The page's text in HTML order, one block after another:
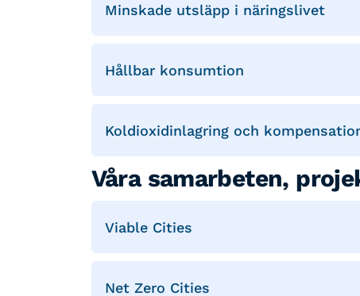
Minskade utsläpp i näringslivet
Hållbar konsumtion
Koldioxidinlagring och
Våra samarbeten,
Viable Cities
Net Zero Cities